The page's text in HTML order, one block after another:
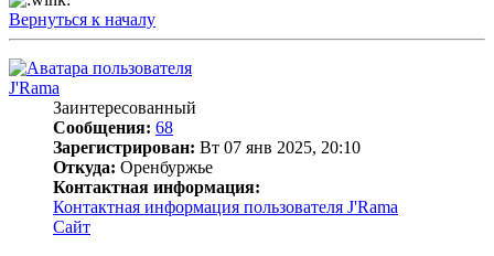
Вернуться к началу
J'Rama
Заинтересованный
Сообщения: 68
Зарегистрирован: Вт 07 янв 2025, 20:10
Откуда: Оренбуржье
Контактная информация:
Контактная информация пользователя J'Rama
Сайт